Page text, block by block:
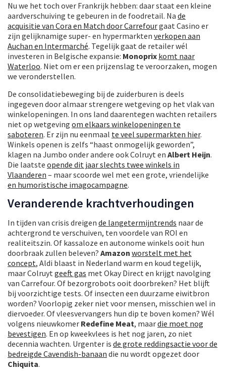
Nu we het toch over Frankrijk hebben: daar staat een kleine
aardverschuiving te gebeuren in de foodretail. Na de
acquisitie van Cora en Match door Carrefourgaat Casino er
zijn gelijknamige super- en hypermarkten verkopen aan
Auchan en Intermarché. Tegelijk gaat de retailer wél
investeren in Belgische expansie: Monoprix komt naar
Waterloo. Niet om er een prijzenslag te veroorzaken, mogen
we veronderstellen.
De consolidatiebeweging bij de zuiderburen is deels
ingegeven door almaar strengere wetgeving op het vlak van
winkelopeningen. In ons land daarentegen wachten retailers
niet op wetgeving om elkaars winkelopeningen te
saboteren. Er zijn nu eenmaal te veel supermarkten hier.
Winkels openen is zelfs “haast onmogelijk geworden”,
klagen na Jumbo onder andere ook Colruyt en Albert Heijn.
Die laatste opende dit jaar slechts twee winkels in
Vlaanderen – maar scoorde wel met een grote, vriendelijke
en humoristische imagocampagne.
Veranderende krachtverhoudingen
In tijden van crisis dreigen de langetermijntrends naar de
achtergrond te verschuiven, ten voordele van ROI en
realiteitszin. Of kassaloze en autonome winkels ooit hun
doorbraak zullen beleven? Amazon worstelt met het
concept, Aldi blaast in Nederland warm en koud tegelijk,
maar Colruytgeeft gas met Okay Direct en krijgt navolging
van Carrefour. Of bezorgrobots ooit doorbreken? Het blijft
bij voorzichtige tests. Of insecten een duurzame eiwitbron
worden? Voorlopig zeker niet voor mensen, misschien wel in
diervoeder. Of vleesvervangers hun dip te boven komen? Wél
volgens nieuwkomer Redefine Meat, maardie moet nog
bevestigen. En op kweekvlees is het nog jaren, zo niet
decennia wachten. Urgenter is de grote reddingsactie voor de
bedreigde Cavendish-banaan die nu wordt opgezet door
Chiquita.